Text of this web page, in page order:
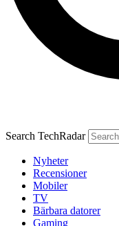
Search TechRadar
Nyheter
Recensioner
Mobiler
TV
Bärbara datorer
Gaming